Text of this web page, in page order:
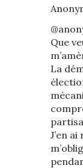
Que
La
J’en